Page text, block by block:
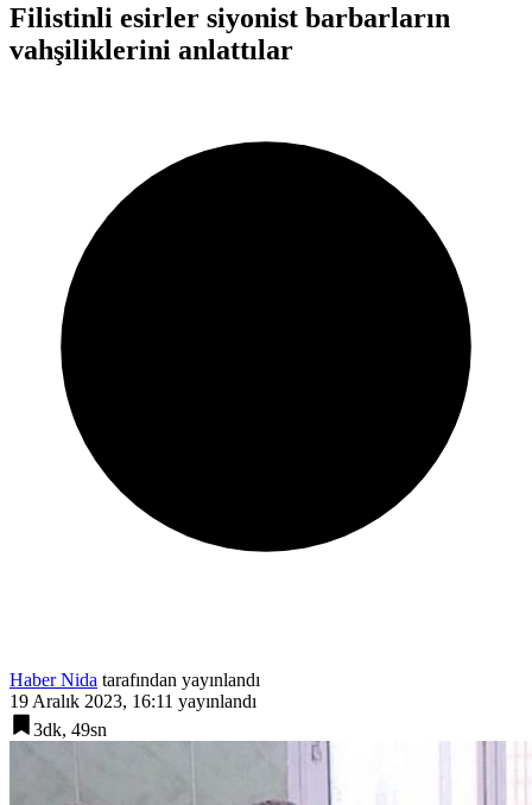
Filistinli esirler siyonist barbarların
vahşiliklerini anlattılar
Haber Nida tarafından yayınlandı
19 Aralık 2023, 16:11 yayınlandı
3dk, 49sn